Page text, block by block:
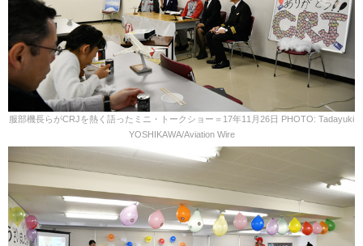
服部機長らがCRJを熱く語ったミニ・トークショー＝17年11月26日 PHOTO: Tadayuki
YOSHIKAWA/Aviation Wire